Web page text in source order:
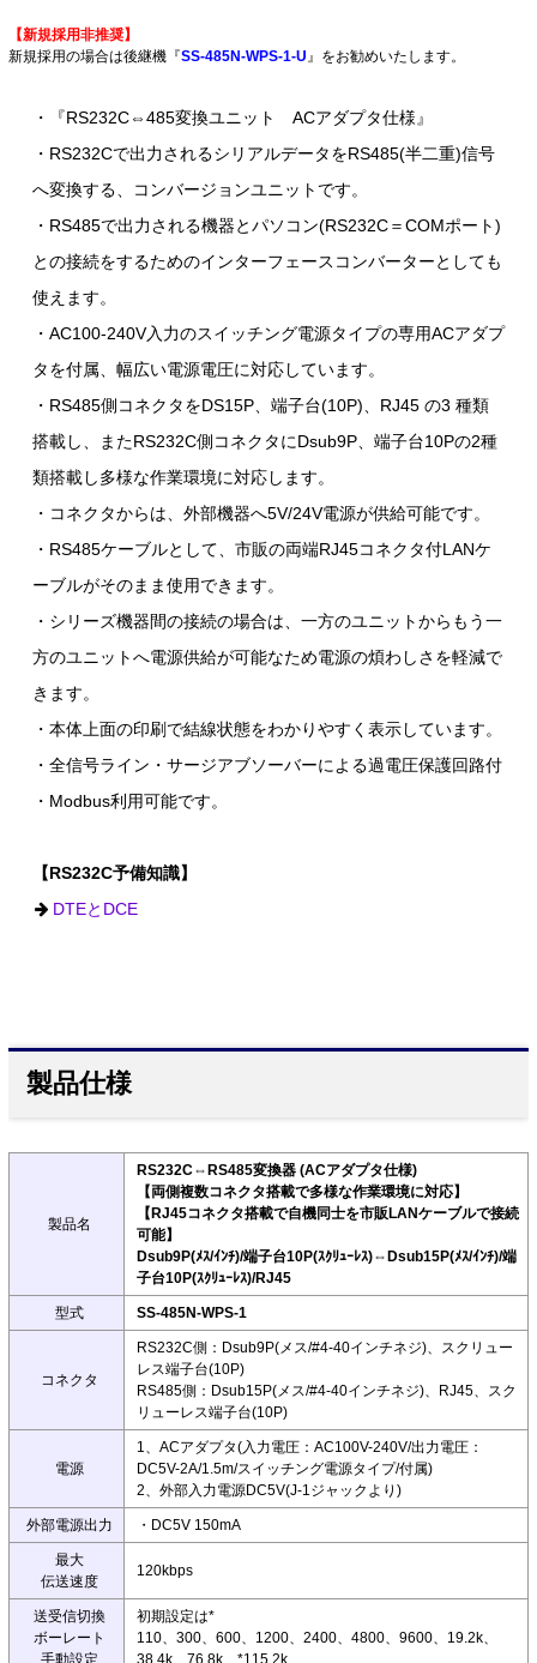
【新規採用非推奨】
新規採用の場合は後継機『SS-485N-WPS-1-U』をお勧めいたします。
・『RS232C⇔485変換ユニット ACアダプタ仕様』
・RS232Cで出力されるシリアルデータをRS485(半二重)信号
へ変換する、コンバージョンユニットです。
・RS485で出力される機器とパソコン(RS232C＝COMポート)
との接続をするためのインターフェースコンバーターとしても
使えます。
・AC100-240V入力のスイッチング電源タイプの専用ACアダプ
タを付属、幅広い電源電圧に対応しています。
・RS485側コネクタをDS15P、端子台(10P)、RJ45 の3 種類
搭載し、またRS232C側コネクタにDsub9P、端子台10Pの2種
類搭載し多様な作業環境に対応します。
・コネクタからは、外部機器へ5V/24V電源が供給可能です。
・RS485ケーブルとして、市販の両端RJ45コネクタ付LANケ
ーブルがそのまま使用できます。
・シリーズ機器間の接続の場合は、一方のユニットからもう一
方のユニットへ電源供給が可能なため電源の煩わしさを軽減で
きます。
・本体上面の印刷で結線状態をわかりやすく表示しています。
・全信号ライン・サージアブソーバーによる過電圧保護回路付
・Modbus利用可能です。
【RS232C予備知識】
DTEとDCE
製品仕様
製品名
RS232C⇔RS485変換器 (ACアダプタ仕様)
【両側複数コネクタ搭載で多様な作業環境に対応】
【RJ45コネクタ搭載で自機同士を市販LANケーブルで接続
可能】
Dsub9P(ﾒｽ/ｲﾝﾁ)/端子台10P(ｽｸﾘｭｰﾚｽ)⇔Dsub15P(ﾒｽ/ｲﾝﾁ)/端
子台10P(ｽｸﾘｭｰﾚｽ)/RJ45
型式 SS-485N-WPS-1
コネクタ
RS232C側：Dsub9P(メス/#4-40インチネジ)、スクリュー
レス端子台(10P)
RS485側：Dsub15P(メス/#4-40インチネジ)、RJ45、スク
リューレス端子台(10P)
電源
1、ACアダプタ(入力電圧：AC100V-240V/出力電圧：
DC5V-2A/1.5m/スイッチング電源タイプ/付属)
2、外部入力電源DC5V(J-1ジャックより)
外部電源出力 ・DC5V 150mA
最大
伝送速度
120kbps
送受信切換
ボーレート
手動設定
初期設定は*
110、300、600、1200、2400、4800、9600、19.2k、
38.4k、76.8k、*115.2k